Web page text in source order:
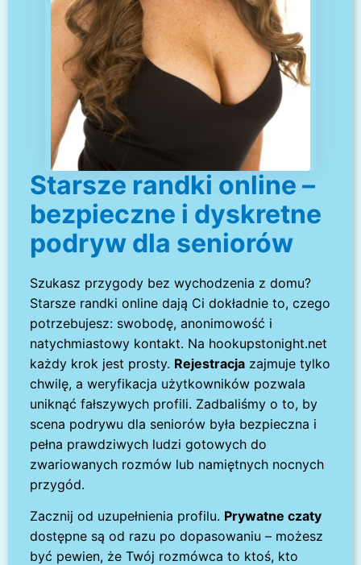
Starsze randki online –
bezpieczne i dyskretne
podryw dla seniorów
Szukasz przygody bez wychodzenia z domu?
Starsze randki online dają Ci dokładnie to, czego
potrzebujesz: swobodę, anonimowość i
natychmiastowy kontakt. Na hookupstonight.net
każdy krok jest prosty. Rejestracja zajmuje tylko
chwilę, a weryfikacja użytkowników pozwala
uniknąć fałszywych profili. Zadbaliśmy o to, by
scena podrywu dla seniorów była bezpieczna i
pełna prawdziwych ludzi gotowych do
zwariowanych rozmów lub namiętnych nocnych
przygód.
Zacznij od uzupełnienia profilu. Prywatne czaty
dostępne są od razu po dopasowaniu – możesz
być pewien, że Twój rozmówca to ktoś, kto